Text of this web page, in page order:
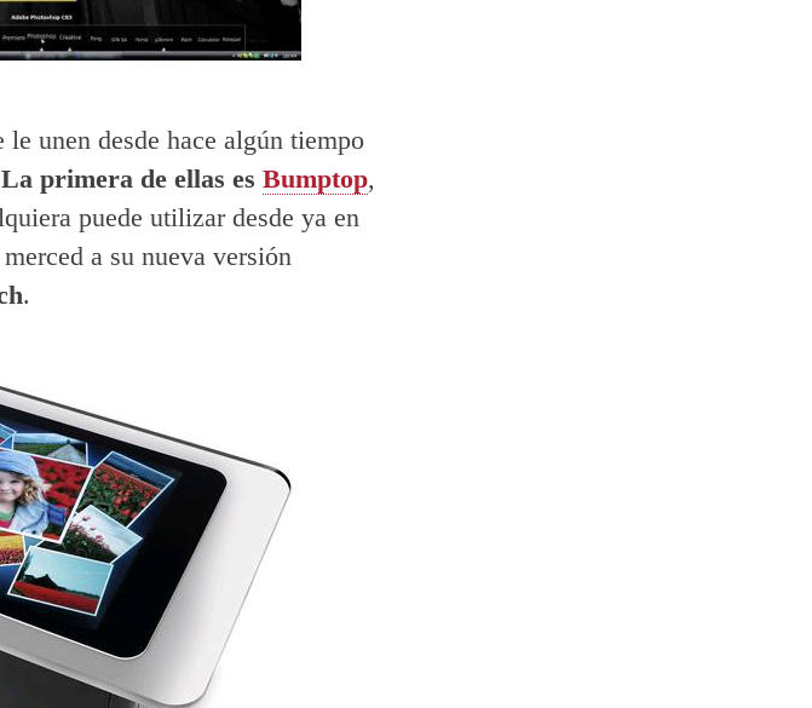
unen desde hace algún tiempo
La primera de ellas es Bumptop,
puede utilizar desde ya en
a su nueva versión
.